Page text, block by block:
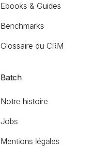
Ebooks & Guides
Benchmarks
Glossaire du CRM
Batch
Notre histoire
Jobs
Mentions légales